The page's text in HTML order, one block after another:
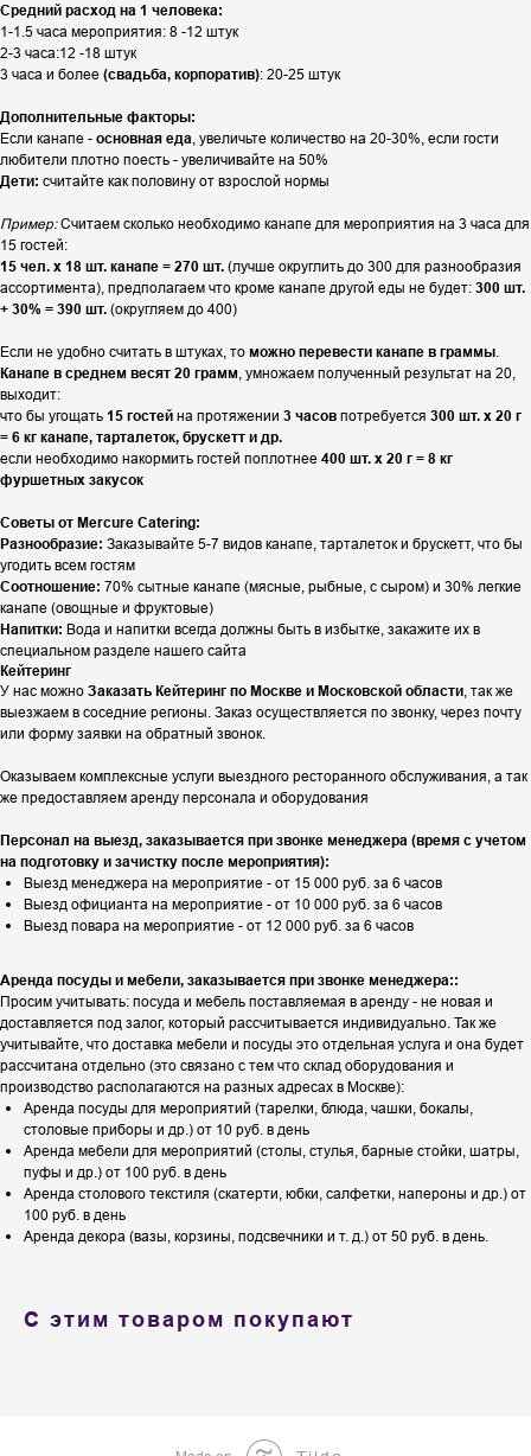
Средний расход на 1 человека:
1-1.5 часа мероприятия: 8 -12 штук
2-3 часа:12 -18 штук
3 часа и более (свадьба, корпоратив): 20-25 штук
Дополнительные факторы:
Если канапе - основная еда, увеличьте количество на 20-30%, если гости
любители плотно поесть - увеличивайте на 50%
Дети: считайте как половину от взрослой нормы
Пример:Считаем сколько необходимо канапе для мероприятия на 3 часа для
15 гостей:
15 чел. х 18 шт. канапе = 270 шт. (лучше округлить до 300 для разнообразия
ассортимента), предполагаем что кроме канапе другой еды не будет: 300 шт.
+ 30% = 390 шт. (округляем до 400)
Если не удобно считать в штуках, то можно перевести канапе в граммы.
Канапе в среднем весят 20 грамм, умножаем полученный результат на 20,
выходит:
что бы угощать 15 гостей на протяжении 3 часов потребуется 300 шт. х 20 г
= 6 кг канапе, тарталеток, брускетт и др.
если необходимо накормить гостей поплотнее 400 шт. х 20 г = 8 кг
фуршетных закусок
Советы от Mercure Catering:
Разнообразие: Заказывайте 5-7 видов канапе, тарталеток и брускетт, что бы
угодить всем гостям
Соотношение: 70% сытные канапе (мясные, рыбные, с сыром) и 30% легкие
канапе (овощные и фруктовые)
Напитки: Вода и напитки всегда должны быть в избытке, закажите их в
специальном разделе нашего сайта
Кейтеринг
У нас можно Заказать Кейтеринг по Москве и Московской области, так же
выезжаем в соседние регионы. Заказ осуществляется по звонку, через почту
или форму заявки на обратный звонок.
Оказываем комплексные услуги выездного ресторанного обслуживания, а так
же предоставляем аренду персонала и оборудования
Персонал на выезд, заказывается при звонке менеджера (время с учетом
на подготовку и зачистку после мероприятия):
Выезд менеджера на мероприятие - от 15 000 руб. за 6 часов
Выезд официанта на мероприятие - от 10 000 руб. за 6 часов
Выезд повара на мероприятие - от 12 000 руб. за 6 часов
Аренда посуды и мебели, заказывается при звонке менеджера::
Просим учитывать: посуда и мебель поставляемая в аренду - не новая и
доставляется под залог, который рассчитывается индивидуально. Так же
учитывайте, что доставка мебели и посуды это отдельная услуга и она будет
рассчитана отдельно (это связано с тем что склад оборудования и
производство располагаются на разных адресах в Москве):
Аренда посуды для мероприятий (тарелки, блюда, чашки, бокалы,
столовые приборы и др.) от 10 руб. в день
Аренда мебели для мероприятий (столы, стулья, барные стойки, шатры,
пуфы и др.) от 100 руб. в день
Аренда столового текстиля (скатерти, юбки, салфетки, напероны и др.) от
100 руб. в день
Аренда декора (вазы, корзины, подсвечники и т. д.) от 50 руб. в день.
С этим товаром покупают